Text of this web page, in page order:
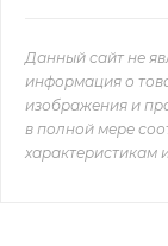
Данный сайт не
информация о
изображения и
в полной мере
характеристикам